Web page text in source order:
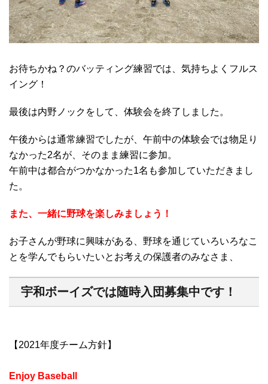
お待ちかね？のバッティング練習では、気持ちよくフルス
イング！
最後は内野ノックをして、体験会を終了しました。
午後からは通常練習でしたが、午前中の体験会では物足り
なかった2名が、そのまま練習に参加。
午前中は都合がつかなかった1名も参加していただきまし
た。
また、一緒に野球を楽しみましょう！
お子さんが野球に興味がある、野球を通じていろいろなこ
とを学んでもらいたいとお考えの保護者のみなさま、
宇和ボーイズでは随時入団募集中です！
【2021年度チーム方針】
Enjoy Baseball